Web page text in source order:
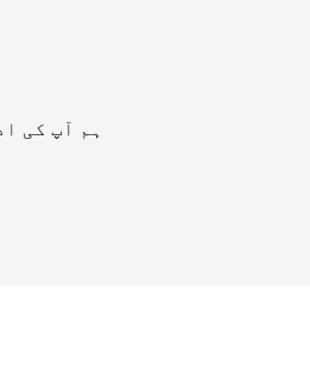
ہم آپ کی